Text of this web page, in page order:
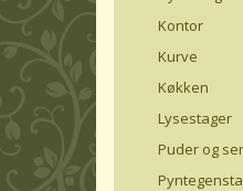
Kontor
Kurve
Køkken
Lysestager
Puder og